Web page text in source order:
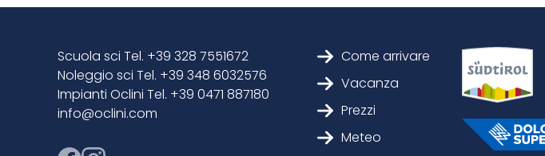
Scuola sci Tel. +39 328 7551672
Noleggio sci Tel. +39 348 6032576
Impianti Oclini Tel. +39 0471 887180
info@oclini.com
Come arrivare
Vacanza
Prezzi
Meteo